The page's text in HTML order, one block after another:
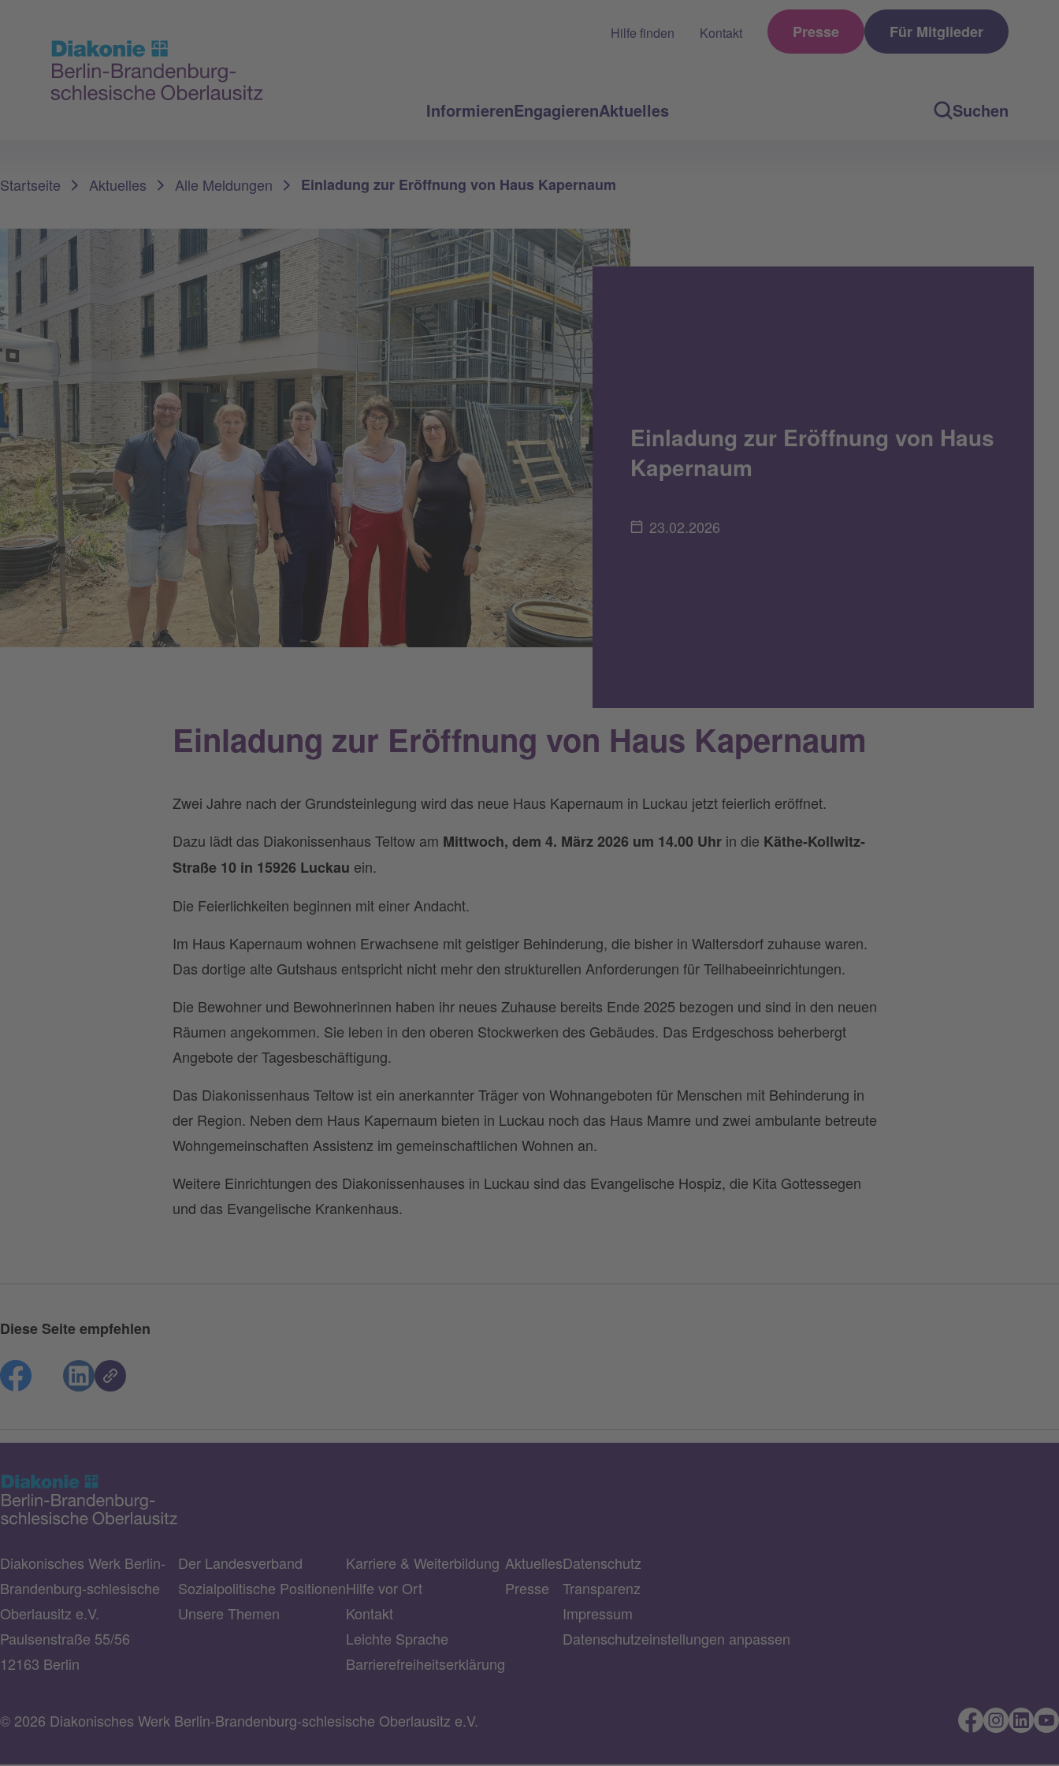
InformierenEngagierenAktuelles Suchen
Hilfe finden Kontakt Presse Für Mitglieder
Startseite Aktuelles Alle Meldungen Einladung zur Eröffnung von Haus Kapernaum
Einladung zur Eröffnung von Haus
Kapernaum
23.02.2026
Einladung zur Eröffnung von Haus Kapernaum
Zwei Jahre nach der Grundsteinlegung wird das neue Haus Kapernaum in Luckau jetzt feierlich eröffnet.
Dazu lädt das Diakonissenhaus Teltow am Mittwoch, dem 4. März 2026 um 14.00 Uhr in die Käthe-Kollwitz-
Straße 10 in 15926 Luckau ein.
Die Feierlichkeiten beginnen mit einer Andacht.
Im Haus Kapernaum wohnen Erwachsene mit geistiger Behinderung, die bisher in Waltersdorf zuhause waren.
Das dortige alte Gutshaus entspricht nicht mehr den strukturellen Anforderungen für Teilhabeeinrichtungen.
Die Bewohner und Bewohnerinnen haben ihr neues Zuhause bereits Ende 2025 bezogen und sind in den neuen
Räumen angekommen. Sie leben in den oberen Stockwerken des Gebäudes. Das Erdgeschoss beherbergt
Angebote der Tagesbeschäftigung.
Das Diakonissenhaus Teltow ist ein anerkannter Träger von Wohnangeboten für Menschen mit Behinderung in
der Region. Neben dem Haus Kapernaum bieten in Luckau noch das Haus Mamre und zwei ambulante betreute
Wohngemeinschaften Assistenz im gemeinschaftlichen Wohnen an.
Weitere Einrichtungen des Diakonissenhauses in Luckau sind das Evangelische Hospiz, die Kita Gottessegen
und das Evangelische Krankenhaus.
Diese Seite empfehlen
Diakonisches Werk Berlin-
Brandenburg-schlesische
Oberlausitz e.V.
Paulsenstraße 55/56
12163 Berlin
Der Landesverband
Sozialpolitische Positionen
Unsere Themen
Karriere & Weiterbildung
Hilfe vor Ort
Kontakt
Leichte Sprache
Barrierefreiheitserklärung
Aktuelles
Presse
Datenschutz
Transparenz
Impressum
Datenschutzeinstellungen anpassen
© 2026 Diakonisches Werk Berlin-Brandenburg-schlesische Oberlausitz e.V.